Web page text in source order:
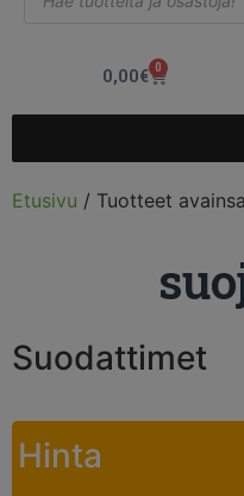
0,00€ 0
Etusivu / Tuotteet
Suodattimet
Hinta